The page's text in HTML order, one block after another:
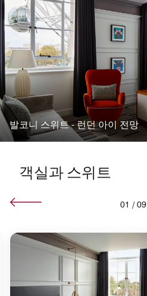
발코니 스위트 - 런던 아이 전망
객실과 스위트
01 / 09